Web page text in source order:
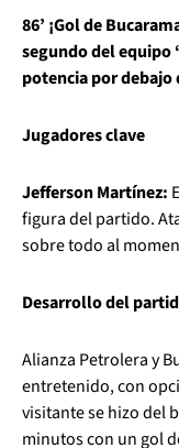
86’ ¡Gol de
segundo del equipo
potencia por
Jugadores clave
Jefferson Martínez:
figura del partido.
sobre todo al
Desarrollo del
Alianza Petrolera y
entretenido, con
visitante se hizo del
minutos con un gol